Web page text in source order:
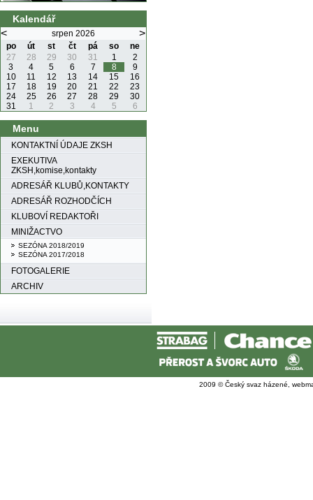
Kalendář
< srpen 2026 >
po út st čt pá so
ne
27
28 29 30 31 1
2
3
4 5 6 7 8
9
10
11 12 13 14 15
16
17
18 19 20 21 22
23
24
25 26 27 28 29
30
31
1 2 3 4 5 6
Menu
KONTAKTNÍ ÚDAJE ZKSH
EXEKUTIVA
ZKSH,komise,kontakty
ADRESÁŘ KLUBŮ,KONTAKTY
ADRESÁŘ ROZHODČÍCH
KLUBOVÍ REDAKTOŘI
MINIŽACTVO
SEZÓNA 2018/2019
SEZÓNA 2017/2018
FOTOGALERIE
ARCHIV
2009 © Český svaz házené,